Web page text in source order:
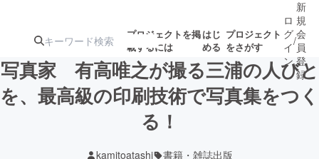
プロジェクトを掲
載するには
はじ
める
プロジェクト
をさがす
注目の新着プロ
ロ
グ
イ
ン
/
新
規
会
員
登
録
写真家 有高唯之が撮る三浦の人びと
を、最高級の印刷技術で写真集をつく
る！
kamitoatashi 書籍・雑誌出版